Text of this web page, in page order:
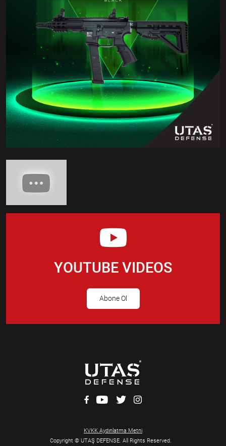
YOUTUBE VIDEOS
Abone Ol
Copyright © UTAŞ DEFENSE. All Rights Reserved.
KVKK Aydınlatma Metni